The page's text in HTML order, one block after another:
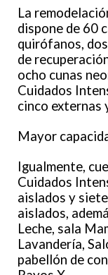
La
dispone de 60
quirófanos,
de
ocho cunas
Cuidados
cinco externas
Mayor
Igualmente,
Cuidados
aislados y
aislados,
Leche, sala
Lavandería,
pabellón de